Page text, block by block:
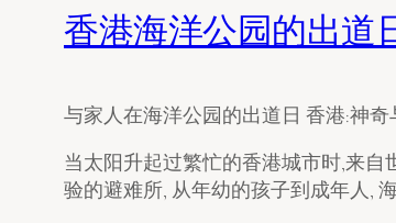
香港海洋公园的出道
与家人在海洋公园的出道日 香港:神奇
当太阳升起过繁忙的香港城市时,来
验的避难所, 从年幼的孩子到成年人,